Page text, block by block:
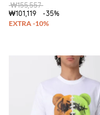
₩155,557
₩101,119
-35%